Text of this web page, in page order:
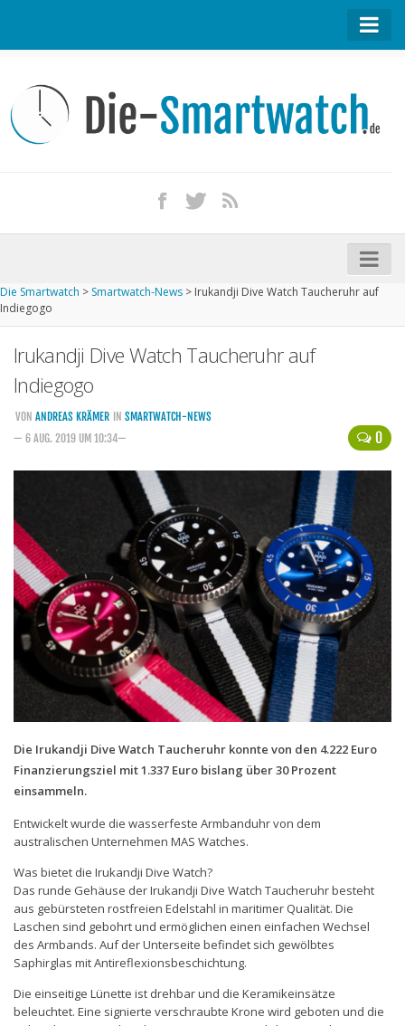
Kontakt / Tipp geben
Impressum
iPhone kaufen
Startseite
Kommende Smartwatches
Marken und Modelle
Handytarife
BASE
Smartphonetarife
Datentarife
Smartphonetarife
Prepaid-Tarife
Datentarife
Flatrate-Prepaidtarife
Mobilfunk-Vergleichsrechner
Mobilfunk-Tarifrechner
Flatrate-Datentarife
Die Smartwatch > Smartwatch-News > Irukandji Dive Watch Taucheruhr auf
Indiegogo
Irukandji Dive Watch Taucheruhr auf
Indiegogo
0
VON ANDREAS KRÄMER IN SMARTWATCH-NEWS
— 6 AUG. 2019 UM 10:34—
Die Irukandji Dive Watch Taucheruhr konnte von den 4.222 Euro
Finanzierungsziel mit 1.337 Euro bislang über 30 Prozent
einsammeln.
Entwickelt wurde die wasserfeste Armbanduhr von dem
australischen Unternehmen MAS Watches.
Was bietet die Irukandji Dive Watch?
Das runde Gehäuse der Irukandji Dive Watch Taucheruhr besteht
aus gebürsteten rostfreien Edelstahl in maritimer Qualität. Die
Laschen sind gebohrt und ermöglichen einen einfachen Wechsel
des Armbands. Auf der Unterseite befindet sich gewölbtes
Saphirglas mit Antireflexionsbeschichtung.
Die einseitige Lünette ist drehbar und die Keramikeinsätze
beleuchtet. Eine signierte verschraubte Krone wird geboten und die